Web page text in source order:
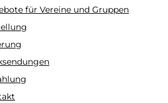
für Vereine und Gruppen